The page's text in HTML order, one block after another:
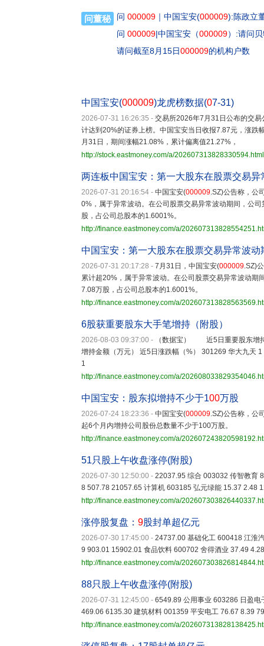
问董秘 问 000009 ｜中国宝安(000009):陈政立
问 000009|中国宝安（000009）:请问
请问截至8月15日000009的机构户数
中国宝安(000009)龙虎榜数据(07-31)
2026-07-31 16:26:35 - 交易所2026年7月31日公布的交
计达到20%的证券上榜。中国宝安当日收报7.87元，涨
月31日，期间涨幅21.08%，累计偏离值21.27%，
http://stock.eastmoney.com/a/202607313828330594.html
两连板中国宝安：第一大股东在股票交易
2026-07-31 20:16:54 - 中国宝安(000009.SZ)公告称，公
0%，属于异常波动。在公司股票交易异常波动期间，公
股，占公司总股本的1.6001%。
http://finance.eastmoney.com/a/
中国宝安：第一大股东在股票交易异常波动
2026-07-31 20:17:28 - 7月31日，中国宝安(000009.SZ)
累计超20%，属于异常波动。在公司股票交易异常波动
7.08万股，占公司总股本的1.6001%。
http://finance.eastmoney.com/a/
6股获重要股东大手笔增持（附股）
2026-08-03 09:37:00 -
（数据宝） 近5日重要股东增
增持金额（万元） 近5日涨跌幅（%） 301269 华大九天
1
http://finance.eastmoney.com/a/
中国宝安：股东拟增持不少于100万股
2026-07-24 18:23:36 - 中国宝安(000009.SZ)公告称，公
起6个月内增持公司股份总数量不少于100万股。
http://finance.eastmoney.com/a/
51只股上午收盘涨停(附股)
2026-07-30 12:50:00 - 22037.95 综合 003032 传智教育
8 507.78 21057.65 计算机 603185 弘元绿能 15.37 2.48
http://finance.eastmoney.com/a/
涨停股复盘： 9股封单超亿元
2026-07-30 17:45:00 - 24737.00 基础化工 600418 江淮
9 903.01 15902.01 食品饮料 600702 舍得酒业 37.49
http://finance.eastmoney.com/a/
88只股上午收盘涨停(附股)
2026-07-31 12:45:00 - 6549.89 公用事业 603286 日盈
469.06 6135.30 建筑材料 001359 平安电工 76.67 8.39
http://finance.eastmoney.com/a/